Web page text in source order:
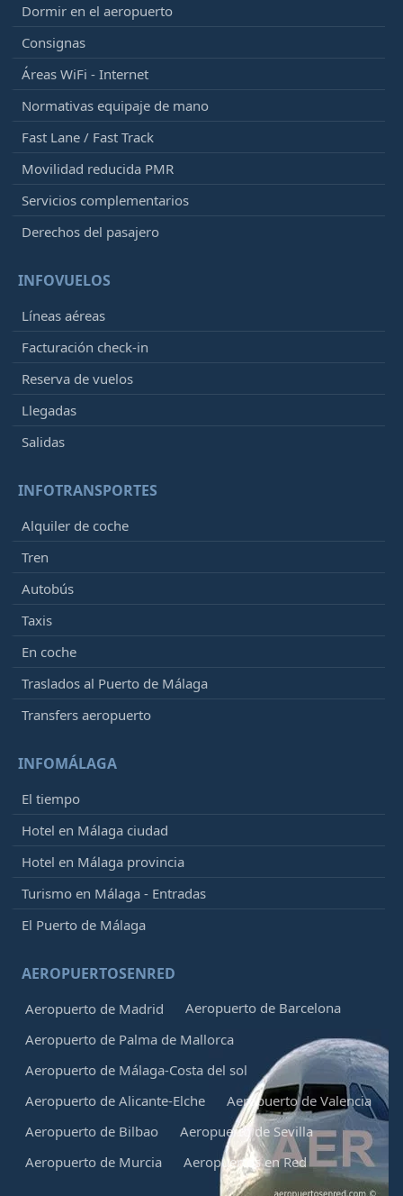
Dormir en el aeropuerto
Consignas
Áreas WiFi - Internet
Normativas equipaje de mano
Fast Lane / Fast Track
Movilidad reducida PMR
Servicios complementarios
Derechos del pasajero
INFOVUELOS
Líneas aéreas
Facturación check-in
Reserva de vuelos
Llegadas
Salidas
INFOTRANSPORTES
Alquiler de coche
Tren
Autobús
Taxis
En coche
Traslados al Puerto de Málaga
Transfers aeropuerto
INFOMÁLAGA
El tiempo
Hotel en Málaga ciudad
Hotel en Málaga provincia
Turismo en Málaga - Entradas
El Puerto de Málaga
AEROPUERTOSENRED
Aeropuerto de Madrid
Aeropuerto de Barcelona
Aeropuerto de Palma de Mallorca
Aeropuerto de Málaga-Costa del sol
Aeropuerto de Alicante-Elche
Aeropuerto de Valencia
Aeropuerto de Bilbao
Aeropuerto de Sevilla
Aeropuerto de Murcia
Aeropuertos en Red